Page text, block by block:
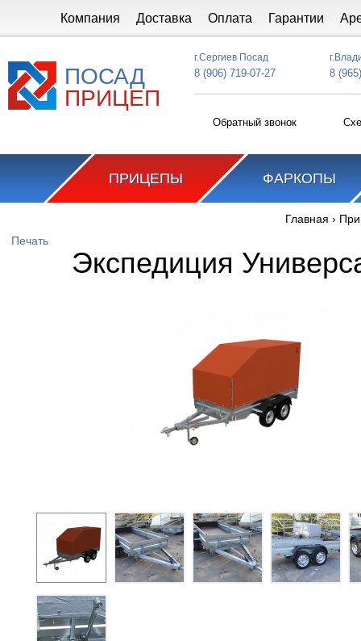
Компания Доставка Оплата Гарантии
ПОСАД
ПРИЦЕП
г.Сергиев Посад
8 (906) 719-07-27 8
Обратный звонок
ПРИЦЕПЫ ФАРКОПЫ
Главная ›
Печать
Экспедиция